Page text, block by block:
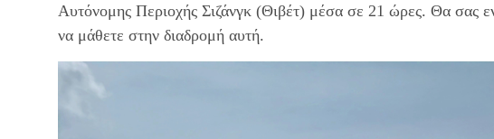
Αυτόνομης Περιοχής Σιζάνγκ (Θιβέτ) μέσα σε 21 ώρες. Θα σας
να μάθετε στην διαδρομή αυτή.